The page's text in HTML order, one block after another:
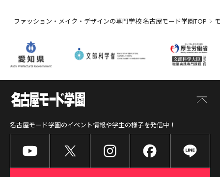
ファッション・メイク・デザインの専門学校 名古屋モード学園TOP
名古屋モード学園のイベント情報や学生の様子を発信中！